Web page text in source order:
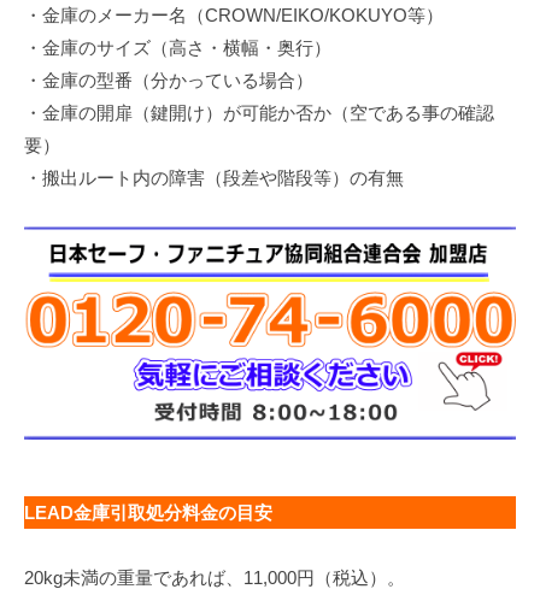
・金庫のメーカー名（CROWN/EIKO/KOKUYO等）
・金庫のサイズ（高さ・横幅・奥行）
・金庫の型番（分かっている場合）
・金庫の開扉（鍵開け）が可能か否か（空である事の確認
要）
・搬出ルート内の障害（段差や階段等）の有無
LEAD金庫引取処分料金の目安
20kg未満の重量であれば、11,000円（税込）。